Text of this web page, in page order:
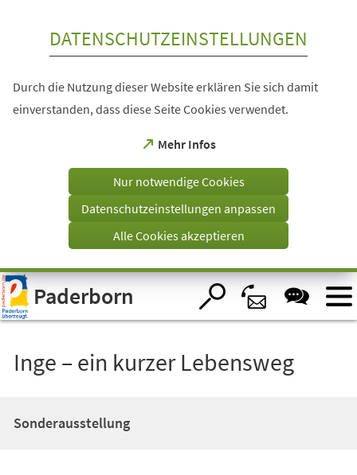
Visuelle
Assistenzsoftware
öffnen.
DATENSCHUTZEINSTELLUNGEN
Durch die Nutzung dieser Website erklären Sie sich damit
einverstanden, dass diese Seite Cookies verwendet.
Mehr Infos
(Öffnet
einem
Tab)
Nur notwendige Cookies
Datenschutzeinstellungen anpassen
Alle Cookies akzeptieren
Paderborn
Inge – ein kurzer Lebensweg
Sonderausstellung